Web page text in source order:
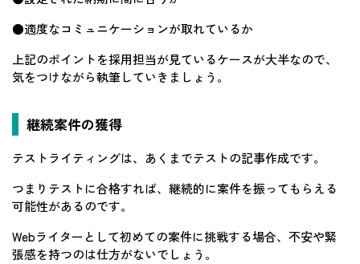
●適度なコミュニケーションが取れているか
上記のポイントを採用担当が見ているケースが大半なので、
気をつけながら執筆していきましょう。
継続案件の獲得
テストライティングは、あくまでテストの記事作成です。
つまりテストに合格すれば、継続的に案件を振ってもらえる
可能性があるのです。
Webライターとして初めての案件に挑戦する場合、不安や緊
張感を持つのは仕方がないでしょう。